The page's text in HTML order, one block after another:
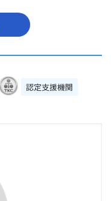
認定支援機関